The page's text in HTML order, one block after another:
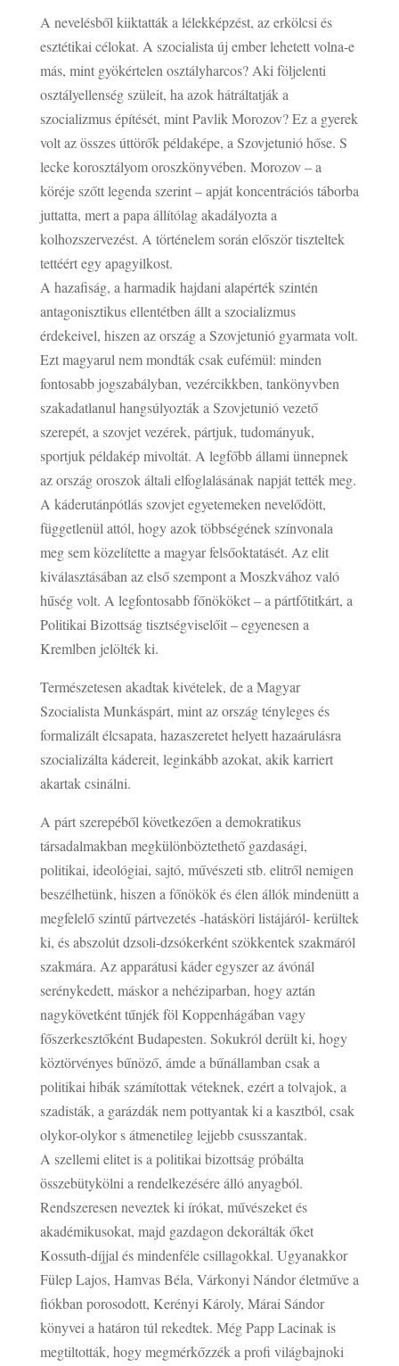
A nevelésből kiiktatták a lélekképzést, az erkölcsi és
esztétikai célokat. A szocialista új ember lehetett volna-e
más, mint gyökértelen osztályharcos? Aki följelenti
osztályellenség szüleit, ha azok hátráltatják a
szocializmus építését, mint Pavlik Morozov? Ez a gyerek
volt az összes úttörők példaképe, a Szovjetunió hőse. S
lecke korosztályom oroszkönyvében. Morozov – a
köréje szőtt legenda szerint – apját koncentrációs táborba
juttatta, mert a papa állítólag akadályozta a
kolhozszervezést. A történelem során először tiszteltek
tettéért egy apagyilkost.
A hazafiság, a harmadik hajdani alapérték szintén
antagonisztikus ellentétben állt a szocializmus
érdekeivel, hiszen az ország a Szovjetunió gyarmata volt.
Ezt magyarul nem mondták csak eufémül: minden
fontosabb jogszabályban, vezércikkben, tankönyvben
szakadatlanul hangsúlyozták a Szovjetunió vezető
szerepét, a szovjet vezérek, pártjuk, tudományuk,
sportjuk példakép mivoltát. A legfőbb állami ünnepnek
az ország oroszok általi elfoglalásának napját tették meg.
A káderutánpótlás szovjet egyetemeken nevelődött,
függetlenül attól, hogy azok többségének színvonala
meg sem közelítette a magyar felsőoktatásét. Az elit
kiválasztásában az első szempont a Moszkvához való
hűség volt. A legfontosabb főnököket – a pártfőtitkárt, a
Politikai Bizottság tisztségviselőit – egyenesen a
Kremlben jelölték ki.
Természetesen akadtak kivételek, de a Magyar
Szocialista Munkáspárt, mint az ország tényleges és
formalizált élcsapata, hazaszeretet helyett hazaárulásra
szocializálta kádereit, leginkább azokat, akik karriert
akartak csinálni.
A párt szerepéből következően a demokratikus
társadalmakban megkülönböztethető gazdasági,
politikai, ideológiai, sajtó, művészeti stb. elitről nemigen
beszélhetünk, hiszen a főnökök és élen állók mindenütt a
megfelelő szintű pártvezetés -hatásköri listájáról- kerültek
ki, és abszolút dzsoli-dzsókerként szökkentek szakmáról
szakmára. Az apparátusi káder egyszer az ávónál
serénykedett, máskor a nehéziparban, hogy aztán
nagykövetként tűnjék föl Koppenhágában vagy
főszerkesztőként Budapesten. Sokukról derült ki, hogy
köztörvényes bűnöző, ámde a bűnállamban csak a
politikai hibák számítottak véteknek, ezért a tolvajok, a
szadisták, a garázdák nem pottyantak ki a kasztból, csak
olykor-olykor s átmenetileg lejjebb csusszantak.
A szellemi elitet is a politikai bizottság próbálta
összebütykölni a rendelkezésére álló anyagból.
Rendszeresen neveztek ki írókat, művészeket és
akadémikusokat, majd gazdagon dekorálták őket
Kossuth-díjjal és mindenféle csillagokkal. Ugyanakkor
Fülep Lajos, Hamvas Béla, Várkonyi Nándor életműve a
fiókban porosodott, Kerényi Károly, Márai Sándor
könyvei a határon túl rekedtek. Még Papp Lacinak is
megtiltották, hogy megmérkőzzék a profi világbajnoki